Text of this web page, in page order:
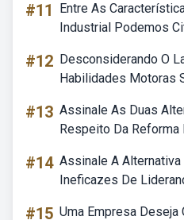
#11
Entre As
Industrial Podemos
#12 Desconsiderando O
Habilidades Motoras
#13 Assinale As Duas
Respeito Da Reforma
#14 Assinale A
Ineficazes De
#15 Uma Empresa